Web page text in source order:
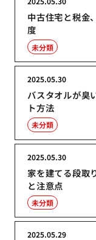
中古住宅と税金
度
未分類
バスタオルが臭
ト方法
2025.05.30
未分類
家を建てる段取
と注意点
2025.05.30
未分類
2025.05.29